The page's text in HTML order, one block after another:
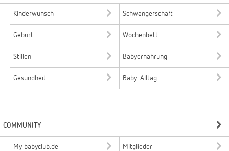
Kinderwunsch Schwangerschaft
Geburt Wochenbett
Stillen Babyernährung
Gesundheit Baby-Alltag
COMMUNITY
My babyclub.de Mitglieder